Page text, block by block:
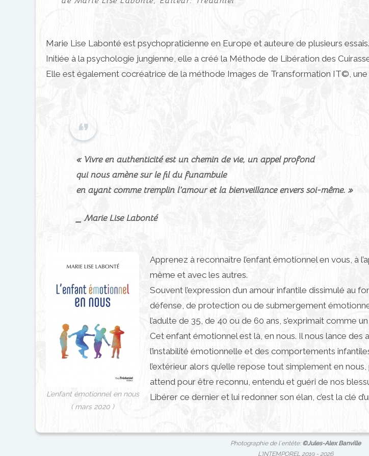
Marie Lise Labonté est psychopraticienne en Europe et auteure de plusieurs essais.
Initiée à la psychologie jungienne, elle a créé la Méthode de Libération des
Elle est également cocréatrice de la méthode Images de Transformation IT©, une
« Vivre en authenticité est un chemin de vie, un appel profond
qui nous amène sur le fil du funambule
en ayant comme tremplin l’amour et la bienveillance envers soi-même. »
⎯ Marie Lise Labonté
L’enfant émotionnel en nous
( mars 2020 )
Apprenez à reconnaître l’enfant émotionnel en vous, à
même et avec les autres.
Souvent l’expression d’un amour infantile dissimulé au
défense, de protection ou de submergement
l’adulte de 35, de 40 ou de 60 ans, s’exprimait comme
Cet enfant émotionnel est là, en nous. Il nous lance des
l’instabilité émotionnelle et des comportements
l’extérieur alors qu’elle repose tout simplement en
attend pour être reconnu, entendu et guéri de nos
Libérer ce dernier et lui redonner son élan, c’est la clé
Photographie de l´entête: ©Jules-Alex Banville
⎯ L'INTEMPOREL 2019 - 2026 ⎯